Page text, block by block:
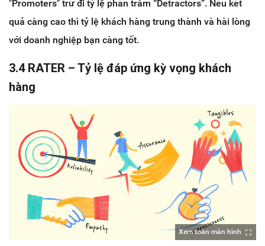
"Promoters" trừ đi tỷ lệ phần trăm “Detractors”. Nếu kết
quả càng cao thì tỷ lệ khách hàng trung thành và hài lòng
với doanh nghiệp bạn càng tốt.
3.4 RATER – Tỷ lệ đáp ứng kỳ vọng khách
hàng
Xem toàn màn hình